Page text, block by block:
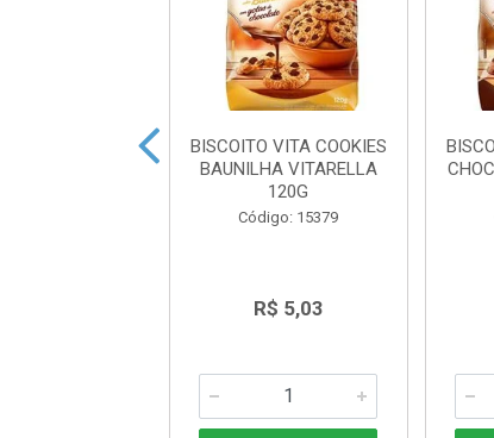
BISCOITO VITA COOKIES
BAUNILHA VITARELLA
120G
Código: 15379
R$ 5,03